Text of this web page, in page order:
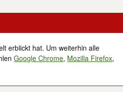
erblickt hat. Um weiterhin alle
Google Chrome, Mozilla Firefox,